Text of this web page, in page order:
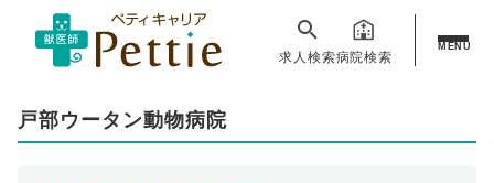
求人検索病院検索
MENU
戸部ウータン動物病院